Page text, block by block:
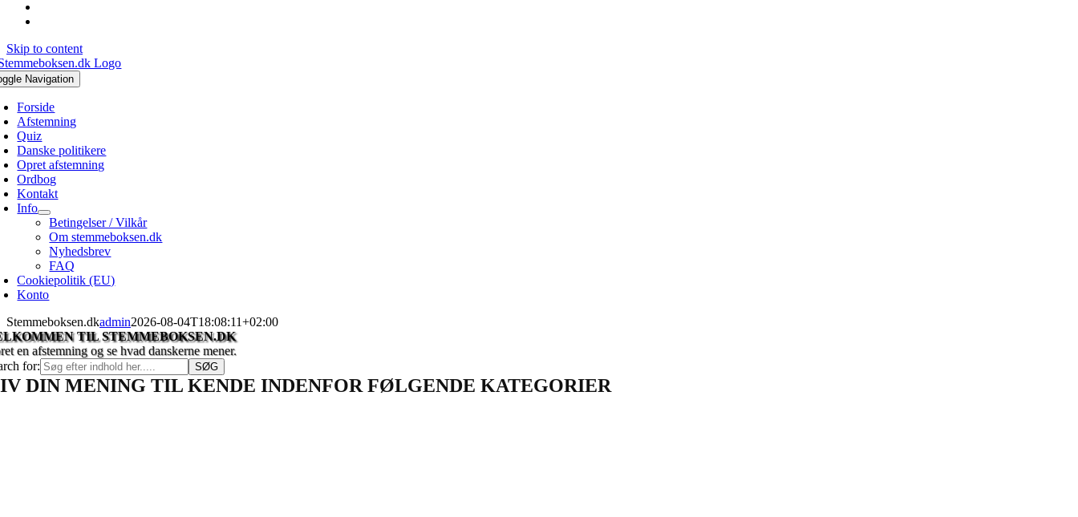
Skip to content
Navigation
Forside
Afstemning
Quiz
Danske politikere
Opret afstemning
Ordbog
Kontakt
Info
Betingelser / Vilkår
Om stemmeboksen.dk
Nyhedsbrev
FAQ
Cookiepolitik (EU)
Konto
Stemmeboksen.dkadmin2026-08-04T18:08:11+02:00
TIL STEMMEBOKSEN.DK
en afstemning og se hvad danskerne mener.
for:
DIN MENING TIL KENDE INDENFOR FØLGENDE KATEGORIER